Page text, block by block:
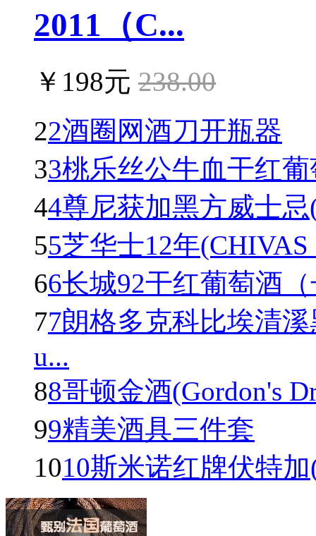
2011（C...
￥198元 238.00
22酒圈网酒刀开瓶器
33桃乐丝公牛血干红葡
44尊尼获加黑方威士忌
55芝华士12年
66长城92干红葡萄酒
77朗格多克科比埃清
u...
88哥顿金酒(Gordon's
99精美酒具三件套
1010斯米诺红牌伏特